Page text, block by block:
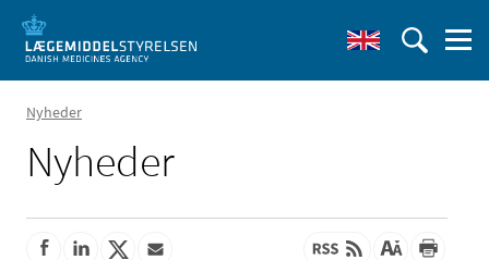
Nyheder
Nyheder